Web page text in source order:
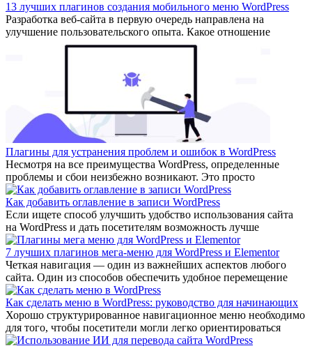
13 лучших плагинов создания мобильного меню WordPress
Разработка веб-сайта в первую очередь направлена на
улучшение пользовательского опыта. Какое отношение
Плагины для устранения проблем и ошибок в WordPress
Несмотря на все преимущества WordPress, определенные
проблемы и сбои неизбежно возникают. Это просто
Как добавить оглавление в записи WordPress
Если ищете способ улучшить удобство использования сайта
на WordPress и дать посетителям возможность лучше
7 лучших плагинов мега-меню для WordPress и Elementor
Четкая навигация — один из важнейших аспектов любого
сайта. Один из способов обеспечить удобное перемещение
Как сделать меню в WordPress: руководство для начинающих
Хорошо структурированное навигационное меню необходимо
для того, чтобы посетители могли легко ориентироваться